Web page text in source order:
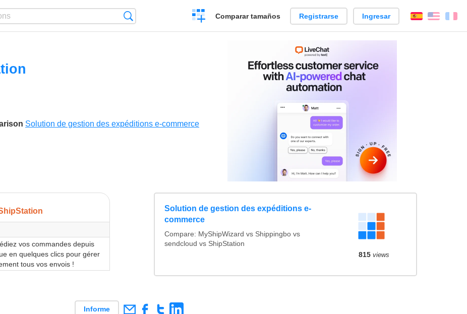
Crear
una
Comparar tamaños Registrarse Ingresar EspañolEnglish
Solution de gestion des expéditions e-commerce
vos commandes depuis
en quelques clics pour gérer
tous vos envois !
Solution de gestion des expéditions e-
commerce
Compare: MyShipWizard vs Shippingbo vs
sendcloud vs ShipStation
815 views
Informe